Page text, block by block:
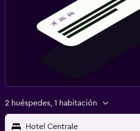
2 huéspedes, 1 habitación
Hotel Centrale